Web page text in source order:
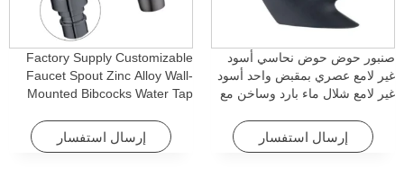
صنبور حوض حوض نحاسي أسود
غير لامع عصري بمقبض واحد أسود
غير لامع شلال ماء بارد وساخن مع
إرسال استفسار
Factory Supply Customizable
Faucet Spout Zinc Alloy Wall-
Mounted Bibcocks Water Tap
إرسال استفسار